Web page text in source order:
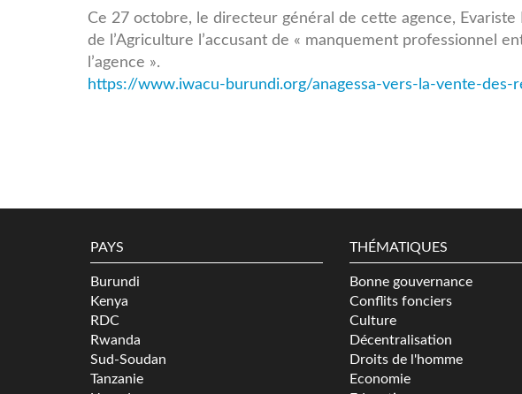
Ce 27 octobre, le directeur général de cette agence,
de l’Agriculture l’accusant de « manquement professionnel
l’agence ».
https://www.iwacu-burundi.org/anagessa-vers-la-vente-des-
PAYS
Burundi
Kenya
RDC
Rwanda
Sud-Soudan
Tanzanie
THÉMATIQUES
Bonne gouvernance
Conflits fonciers
Culture
Décentralisation
Droits de l'homme
Economie